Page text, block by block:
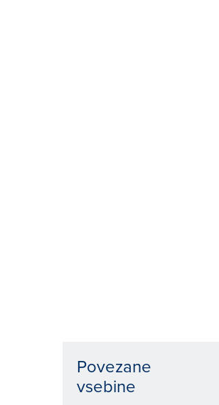
Povezane
vsebine